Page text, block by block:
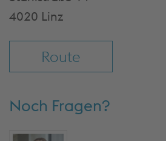
4020 Linz
Route
Noch Fragen?